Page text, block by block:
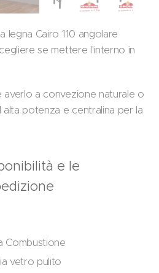
legna Cairo 110 angolare
se mettere l'interno in
averlo a convezione naturale o
potenza e centralina per la
e le
Combustione
vetro pulito